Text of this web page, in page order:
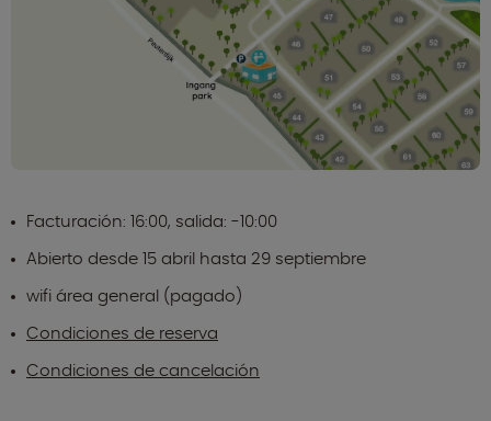
Facturación: 16:00, salida: -10:00
Abierto desde 15 abril hasta 29 septiembre
wifi área general (pagado)
Condiciones de reserva
Condiciones de cancelación